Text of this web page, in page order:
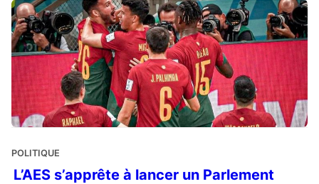
POLITIQUE
L’AES s’apprête à lancer un Parlement